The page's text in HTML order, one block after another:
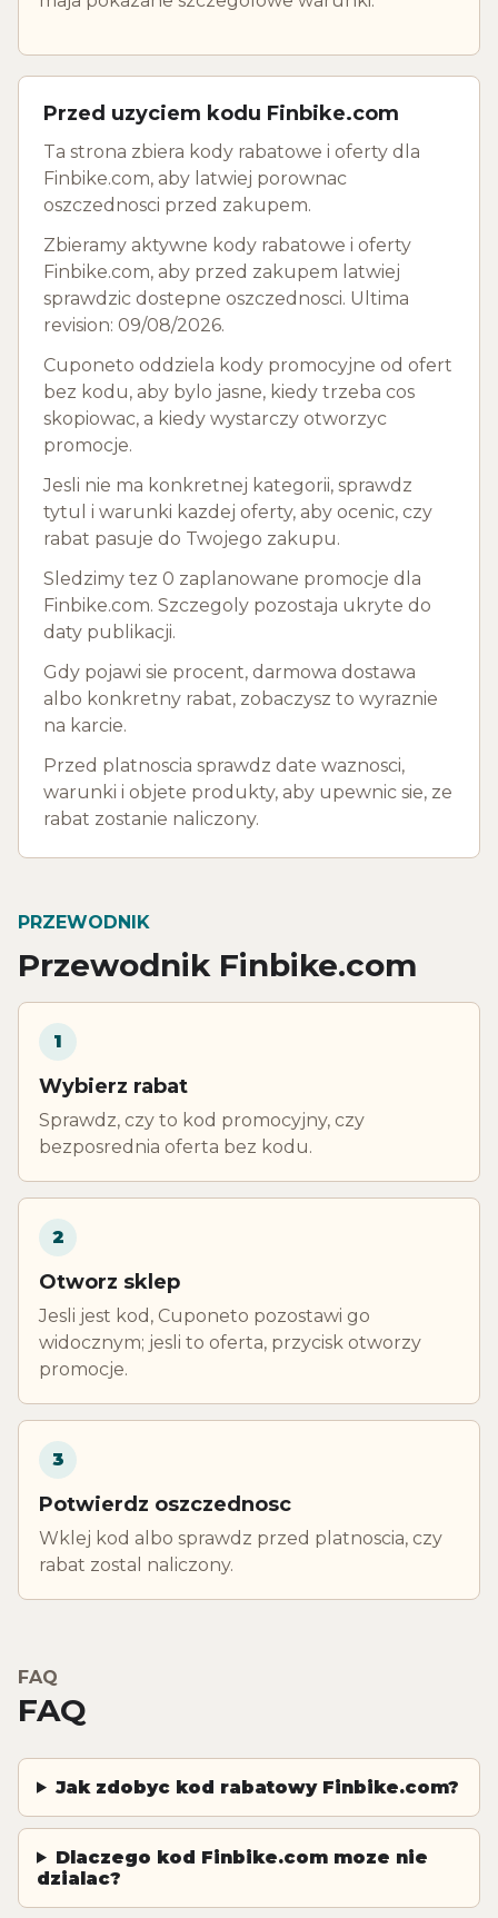
Przed uzyciem kodu Finbike.com
Ta strona zbiera kody rabatowe i oferty dla
Finbike.com, aby latwiej porownac
oszczednosci przed zakupem.
Zbieramy aktywne kody rabatowe i oferty
Finbike.com, aby przed zakupem latwiej
sprawdzic dostepne oszczednosci. Ultima
revision: 09/08/2026.
Cuponeto oddziela kody promocyjne od ofert
bez kodu, aby bylo jasne, kiedy trzeba cos
skopiowac, a kiedy wystarczy otworzyc
promocje.
Jesli nie ma konkretnej kategorii, sprawdz
tytul i warunki kazdej oferty, aby ocenic, czy
rabat pasuje do Twojego zakupu.
Sledzimy tez 0 zaplanowane promocje dla
Finbike.com. Szczegoly pozostaja ukryte do
daty publikacji.
Gdy pojawi sie procent, darmowa dostawa
albo konkretny rabat, zobaczysz to wyraznie
na karcie.
Przed platnoscia sprawdz date waznosci,
warunki i objete produkty, aby upewnic sie, ze
rabat zostanie naliczony.
PRZEWODNIK
Przewodnik Finbike.com
1
Wybierz rabat
Sprawdz, czy to kod promocyjny, czy
bezposrednia oferta bez kodu.
2
Otworz sklep
Jesli jest kod, Cuponeto pozostawi go
widocznym; jesli to oferta, przycisk otworzy
promocje.
3
Potwierdz oszczednosc
Wklej kod albo sprawdz przed platnoscia, czy
rabat zostal naliczony.
FAQ
FAQ
Jak zdobyc kod rabatowy Finbike.com?
Dlaczego kod Finbike.com moze nie
dzialac?